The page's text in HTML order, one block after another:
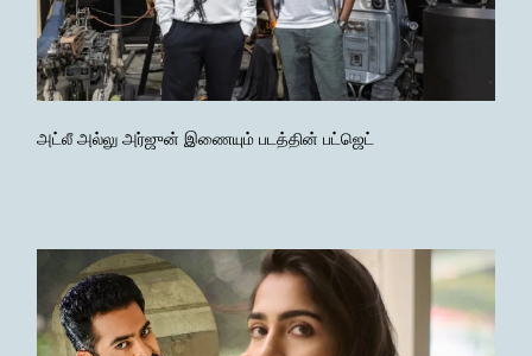
அட்லீ அல்லு அர்ஜுன் இணையும் படத்தின் பட்ஜெட்